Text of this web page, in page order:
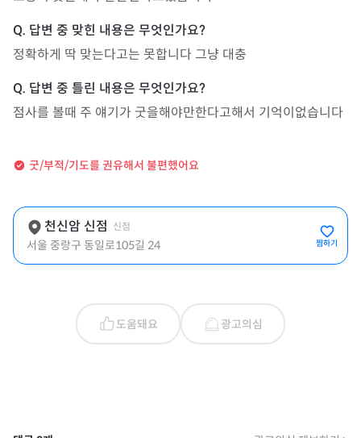
정확하게 딱 맞는다고는 못합니다 그냥 대충
점사를 볼때 주 얘기가 굿을해야만한다고해서 기억이없습니다
굿/부적/기도를 권유해서 불편했어요
천신암 신점 신점
서울 중랑구 동일로105길 24 찜하기
도움돼요 광고의심